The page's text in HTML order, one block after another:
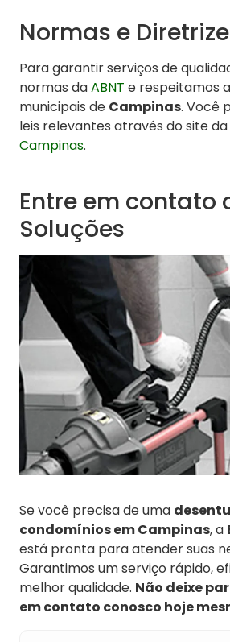
Normas e
Para garantir serviços de
normas daABNT e respeitamos
municipais de Campinas. Você
leis relevantes através do site da
Campinas.
Entre em contato
Soluções
Se você precisa de uma
condomínios em Campinas, a
está pronta para atender suas
Garantimos um serviço rápido,
melhor qualidade. Não deixe
em contato conosco hoje